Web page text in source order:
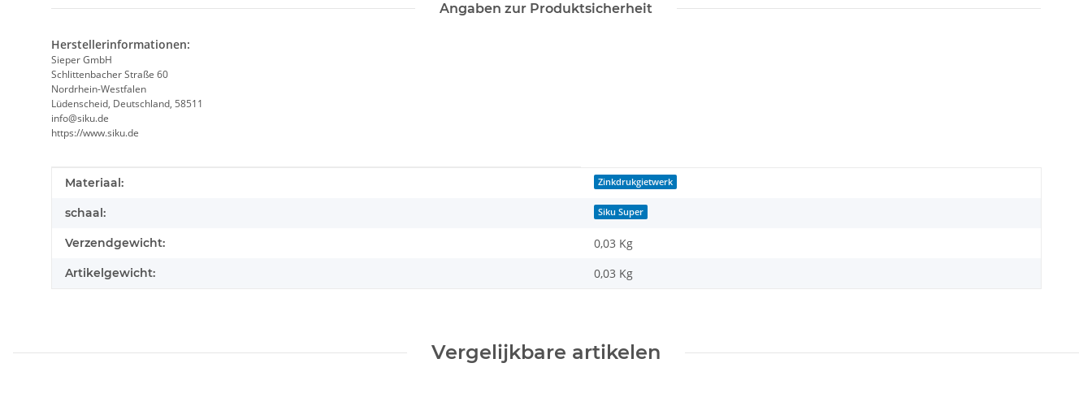
Angaben zur Produktsicherheit
Herstellerinformationen:
Sieper GmbH
Schlittenbacher Straße 60
Nordrhein-Westfalen
Lüdenscheid, Deutschland, 58511
info@siku.de
https://www.siku.de
#productDetails.itemInformation#
#productDetails.itemValue#
Materiaal: Zinkdrukgietwerk
schaal: Siku Super
Verzendgewicht: 0,03 Kg
Artikelgewicht: 0,03 Kg
Vergelijkbare artikelen